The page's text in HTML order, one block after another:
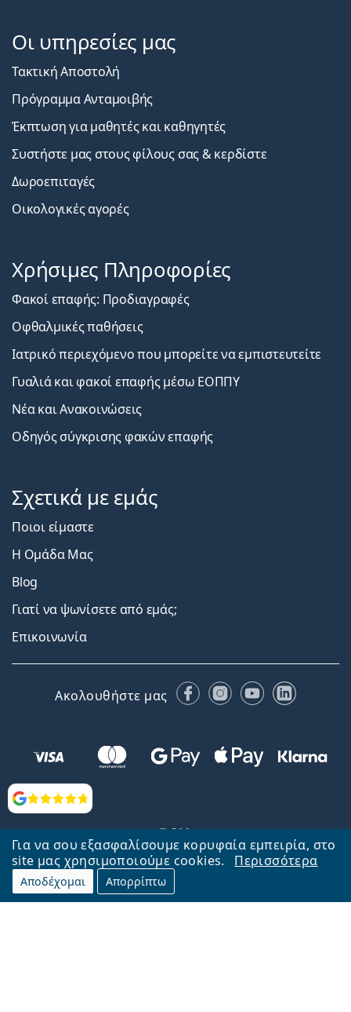
Για να σου εξασφαλίσουμε κορυφαία εμπειρία, στο
site μας χρησιμοποιούμε cookies.
Περισσότερα
Αποδέχομαι Απορρίπτω
Αξιολογήσεις
Οι υπηρεσίες μας
Τακτική Αποστολή
Πρόγραμμα Ανταμοιβής
Έκπτωση για μαθητές και καθηγητές
Συστήστε μας στους φίλους σας & κερδίστε
Δωροεπιταγές
Οικολογικές αγορές
Χρήσιμες Πληροφορίες
Φακοί επαφής: Προδιαγραφές
Οφθαλμικές παθήσεις
Ιατρικό περιεχόμενο που μπορείτε να εμπιστευτείτε
Γυαλιά και φακοί επαφής μέσω ΕΟΠΠΥ
Νέα και Ανακοινώσεις
Οδηγός σύγκρισης φακών επαφής
Σχετικά με εμάς
Ποιοι είμαστε
Η Ομάδα Μας
Blog
Γιατί να ψωνίσετε από εμάς;
Επικοινωνία
Ακολουθήστε μας FacebookInstagram
YouTubeLinkedIn
Επιστροφή στην αρχική σελίδα